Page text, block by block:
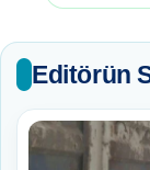
Editörün